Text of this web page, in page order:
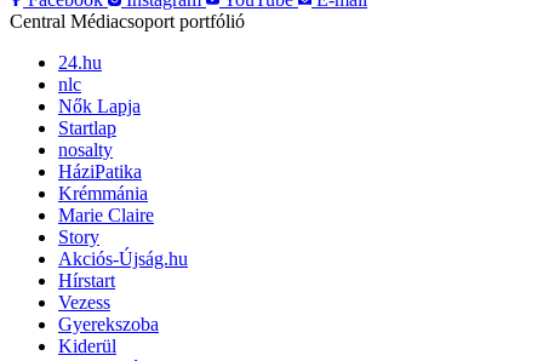
Central Médiacsoport portfólió
24.hu
nlc
Nők Lapja
Startlap
nosalty
HáziPatika
Krémmánia
Marie Claire
Story
Akciós-Újság.hu
Hírstart
Vezess
Gyerekszoba
Kiderül